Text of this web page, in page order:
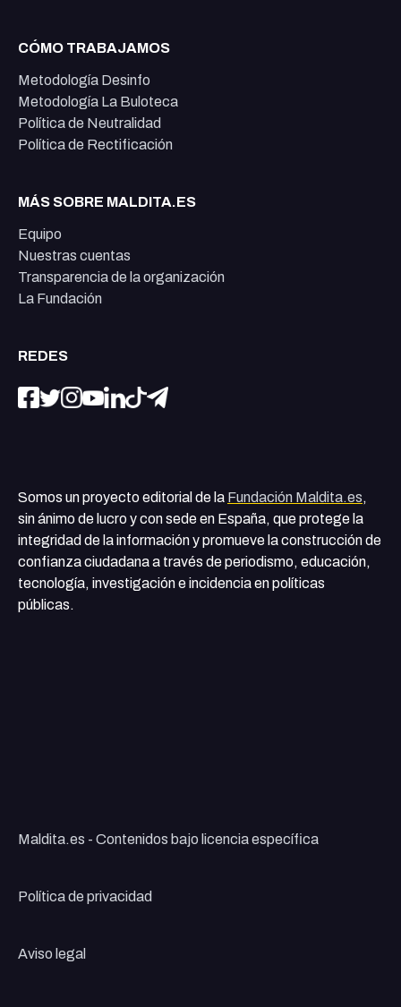
CÓMO TRABAJAMOS
Metodología Desinfo
Metodología La Buloteca
Política de Neutralidad
Política de Rectificación
MÁS SOBRE MALDITA.ES
Equipo
Nuestras cuentas
Transparencia de la organización
La Fundación
REDES
Somos un proyecto editorial de la Fundación Maldita.es,
sin ánimo de lucro y con sede en España, que protege la
integridad de la información y promueve la construcción de
confianza ciudadana a través de periodismo, educación,
tecnología, investigación e incidencia en políticas
públicas.
Maldita.es - Contenidos bajo licencia específica
Política de privacidad
Aviso legal